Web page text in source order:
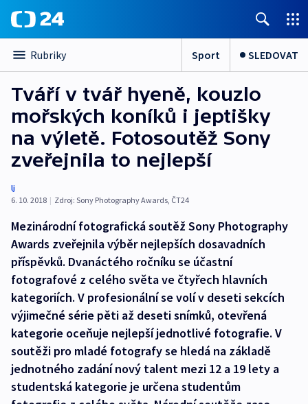
Rubriky Sport SLEDOVAT
Tváří v tvář hyeně, kouzlo
mořských koníků i jeptišky
na výletě. Fotosoutěž Sony
zveřejnila to nejlepší
lj
6. 10. 2018 | Zdroj: Sony Photography Awards, ČT24
Mezinárodní fotografická soutěž Sony Photography
Awards zveřejnila výběr nejlepších dosavadních
příspěvků. Dvanáctého ročníku se účastní
fotografové z celého světa ve čtyřech hlavních
kategoriích. V profesionální se volí v deseti sekcích
výjimečné série pěti až deseti snímků, otevřená
kategorie oceňuje nejlepší jednotlivé fotografie. V
soutěži pro mladé fotografy se hledá na základě
jednotného zadání nový talent mezi 12 a 19 lety a
studentská kategorie je určena studentům